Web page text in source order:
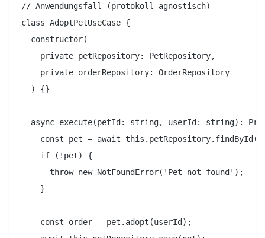
// Anwendungsfall (protokoll-agnostisch)
class AdoptPetUseCase {
  constructor(
    private petRepository: PetRepository,
    private orderRepository: OrderRepository
  ) {}
async execute(petId: string, userId: string):
const pet = await
    if (!pet) {
      throw new NotFoundError('Pet not found');
    }
    const order = pet.adopt(userId);